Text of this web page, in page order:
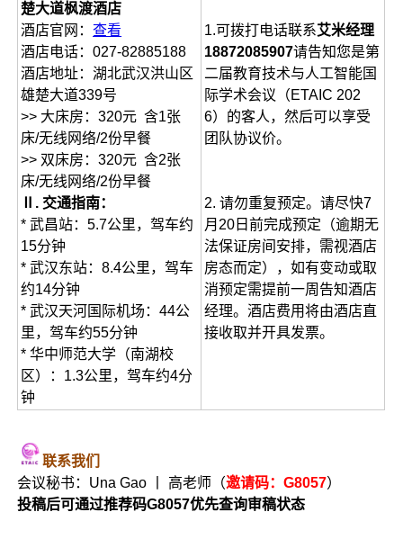
楚大道枫渡酒店
酒店官网：查看
酒店电话：027-82885188
酒店地址：湖北武汉洪山区
雄楚大道339号
>> 大床房：320元 含1张
床/无线网络/2份早餐
>> 双床房：320元 含2张
床/无线网络/2份早餐
Ⅱ. 交通指南：
* 武昌站：5.7公里，驾车约
15分钟
* 武汉东站：8.4公里，驾车
约14分钟
* 武汉天河国际机场：44公
里，驾车约55分钟
* 华中师范大学（南湖校
区）：1.3公里，驾车约4分
钟
1.可拨打电话联系艾米经理
18872085907请告知您是第
二届教育技术与人工智能国
际学术会议（ETAIC 202
6）的客人，然后可以享受
团队协议价。
2. 请勿重复预定。请尽快7
月20日前完成预定（逾期无
法保证房间安排，需视酒店
房态而定），如有变动或取
消预定需提前一周告知酒店
经理。酒店费用将由酒店直
接收取并开具发票。
联系我们
会议秘书：Una Gao 丨 高老师（邀请码：G8057）
投稿后可通过推荐码G8057优先查询审稿状态